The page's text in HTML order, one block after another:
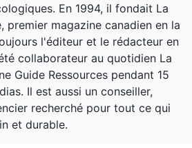
En 1994, il fondait La
premier magazine canadien en la
l'éditeur et le rédacteur en
collaborateur au quotidien La
Guide Ressources pendant 15
Il est aussi un conseiller,
recherché pour tout ce qui
et durable.